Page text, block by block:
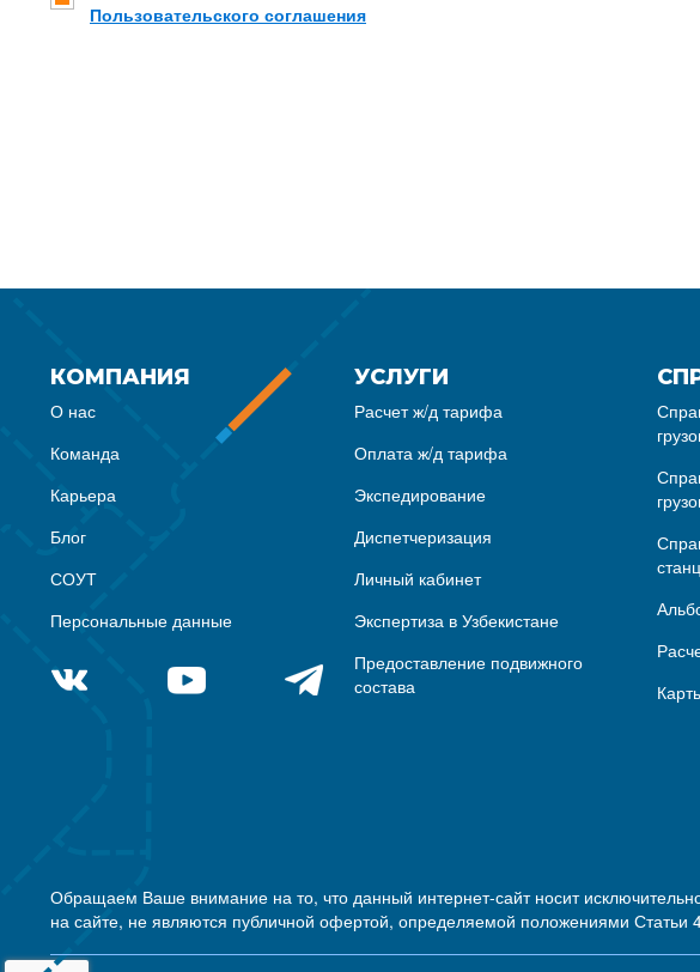
Пользовательского соглашения
КОМПАНИЯ
О нас
Команда
Карьера
Блог
СОУТ
Персональные данные
УСЛУГИ
Расчет ж/д тарифа
Оплата ж/д тарифа
Экспедирование
Диспетчеризация
Личный кабинет
Экспертиза в Узбекистане
Предоставление подвижного
состава
Обращаем Ваше внимание на то, что данный интернет-сайт носит
на сайте, не являются публичной офертой, определяемой положениями Статьи